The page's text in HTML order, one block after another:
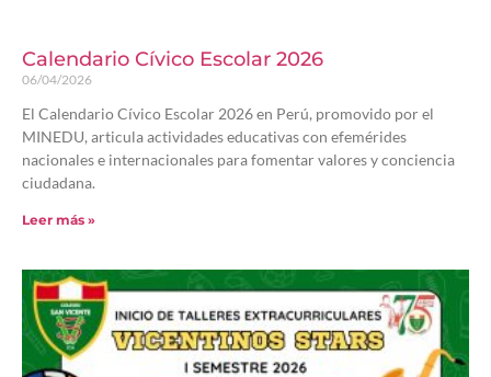
Calendario Cívico Escolar 2026
06/04/2026
El Calendario Cívico Escolar 2026 en Perú, promovido por el
MINEDU, articula actividades educativas con efemérides
nacionales e internacionales para fomentar valores y conciencia
ciudadana.
Leer más »